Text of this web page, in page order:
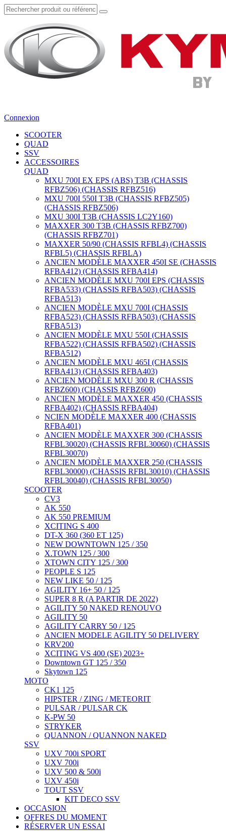
Connexion
SCOOTER
QUAD
SSV
ACCESSOIRES
QUAD
MXU 700I EX EPS (ABS) T3B (CHASSIS
RFBZ506) (CHASSIS RFBZ516)
MXU 700I 550I T3B (CHASSIS RFBZ505)
(CHASSIS RFBZ506)
MXU 300I T3B (CHASSIS LC2Y160)
MAXXER 300 T3B (CHASSIS RFBZ700)
(CHASSIS RFBZ701)
MAXXER 50/90 (CHASSIS RFBL4) (CHASSIS
RFBL5) (CHASSIS RFBLA)
ANCIEN MODÈLE MAXXER 450I SE (CHASSIS
RFBA412) (CHASSIS RFBA414)
ANCIEN MODÈLE MXU 700I EPS (CHASSIS
RFBA533) (CHASSIS RFBA503) (CHASSIS
RFBA513)
ANCIEN MODÈLE MXU 700I (CHASSIS
RFBA523) (CHASSIS RFBA503) (CHASSIS
RFBA513)
ANCIEN MODÈLE MXU 550I (CHASSIS
RFBA522) (CHASSIS RFBA502) (CHASSIS
RFBA512)
ANCIEN MODÈLE MXU 465I (CHASSIS
RFBA413) (CHASSIS RFBA403)
ANCIEN MODÈLE MXU 300 R (CHASSIS
RFBZ600) (CHASSIS RFBZ600)
ANCIEN MODÈLE MAXXER 450 (CHASSIS
RFBA402) (CHASSIS RFBA404)
NCIEN MODÈLE MAXXER 400 (CHASSIS
RFBA401)
ANCIEN MODÈLE MAXXER 300 (CHASSIS
RFBL30020) (CHASSIS RFBL30060) (CHASSIS
RFBL30070)
ANCIEN MODÈLE MAXXER 250 (CHASSIS
RFBL30000) (CHASSIS RFBL30010) (CHASSIS
RFBL30040) (CHASSIS RFBL30050)
SCOOTER
CV3
AK 550
AK 550 PREMIUM
XCITING S 400
DT-X 360 (360 ET 125)
NEW DOWNTOWN 125 / 350
X.TOWN 125 / 300
XTOWN CITY 125 / 300
PEOPLE S 125
NEW LIKE 50 / 125
AGILITY 16+ 50 / 125
SUPER 8 R (A PARTIR DE 2022)
AGILITY 50 NAKED RENOUVO
AGILITY 50
AGILITY CARRY 50 / 125
ANCIEN MODELE AGILITY 50 DELIVERY
KRV200
XCITING VS 400 (SE) 2023+
Downtown GT 125 / 350
Skytown 125
MOTO
CK1 125
HIPSTER / ZING / METEORIT
PULSAR / PULSAR CK
K-PW 50
STRYKER
QUANNON / QUANNON NAKED
SSV
UXV 700i SPORT
UXV 700i
UXV 500 & 500i
UXV 450i
TOUT SSV
KIT DECO SSV
OCCASION
OFFRES DU MOMENT
RÉSERVER UN ESSAI